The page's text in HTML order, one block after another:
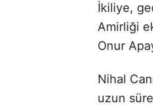
İkiliye,
Amirliği
Onur
Nihal
uzun süre